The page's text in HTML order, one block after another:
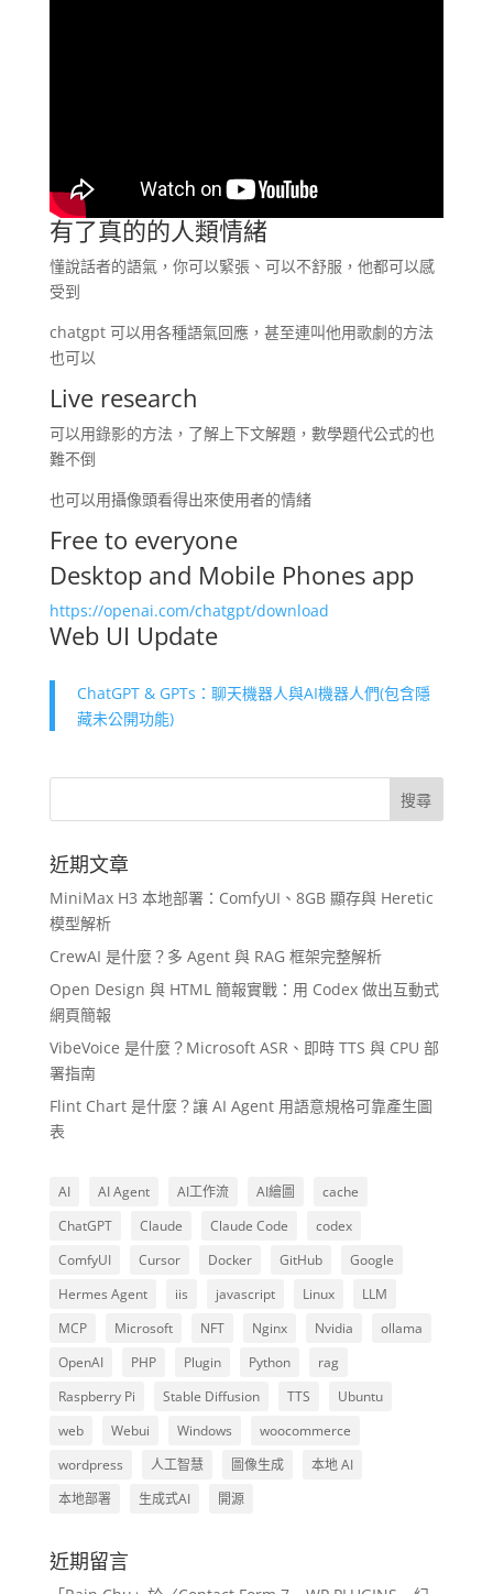
有了真的的人類情緒
懂說話者的語氣，你可以緊張、可以不舒服，他都可以感
受到
chatgpt 可以用各種語氣回應，甚至連叫他用歌劇的方法
也可以
Live research
可以用錄影的方法，了解上下文解題，數學題代公式的也
難不倒
也可以用攝像頭看得出來使用者的情緒
Free to everyone
Desktop and Mobile Phones app
https://openai.com/chatgpt/download
Web UI Update
ChatGPT & GPTs：聊天機器人與AI機器人們(包含隱
藏未公開功能)
近期文章
MiniMax H3 本地部署：ComfyUI、8GB 顯存與 Heretic
模型解析
CrewAI 是什麼？多 Agent 與 RAG 框架完整解析
Open Design 與 HTML 簡報實戰：用 Codex 做出互動式
網頁簡報
VibeVoice 是什麼？Microsoft ASR、即時 TTS 與 CPU 部
署指南
Flint Chart 是什麼？讓 AI Agent 用語意規格可靠產生圖
表
AI AI Agent AI工作流 AI繪圖
cache
ChatGPT
Claude Claude Code
codex
ComfyUI
Cursor Docker GitHub
Google
Hermes Agent
iis javascript Linux
LLM
MCP
Microsoft NFT Nginx Nvidia
ollama
OpenAI
PHP Plugin Python
rag
Raspberry Pi
Stable Diffusion TTS
Ubuntu
web
Webui Windows
woocommerce
wordpress
人工智慧 圖像生成
本地 AI
本地部署
生成式AI 開源
近期留言